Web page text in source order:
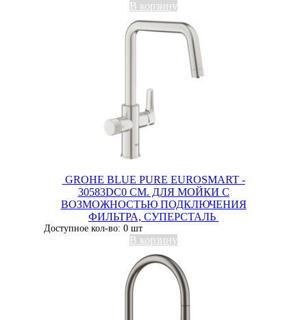
В корзину
GROHE BLUE PURE EUROSMART -
30583DC0 СМ. ДЛЯ МОЙКИ С
ВОЗМОЖНОСТЬЮ ПОДКЛЮЧЕНИЯ
ФИЛЬТРА, СУПЕРСТАЛЬ
Доступное кол-во: 0 шт
В корзину